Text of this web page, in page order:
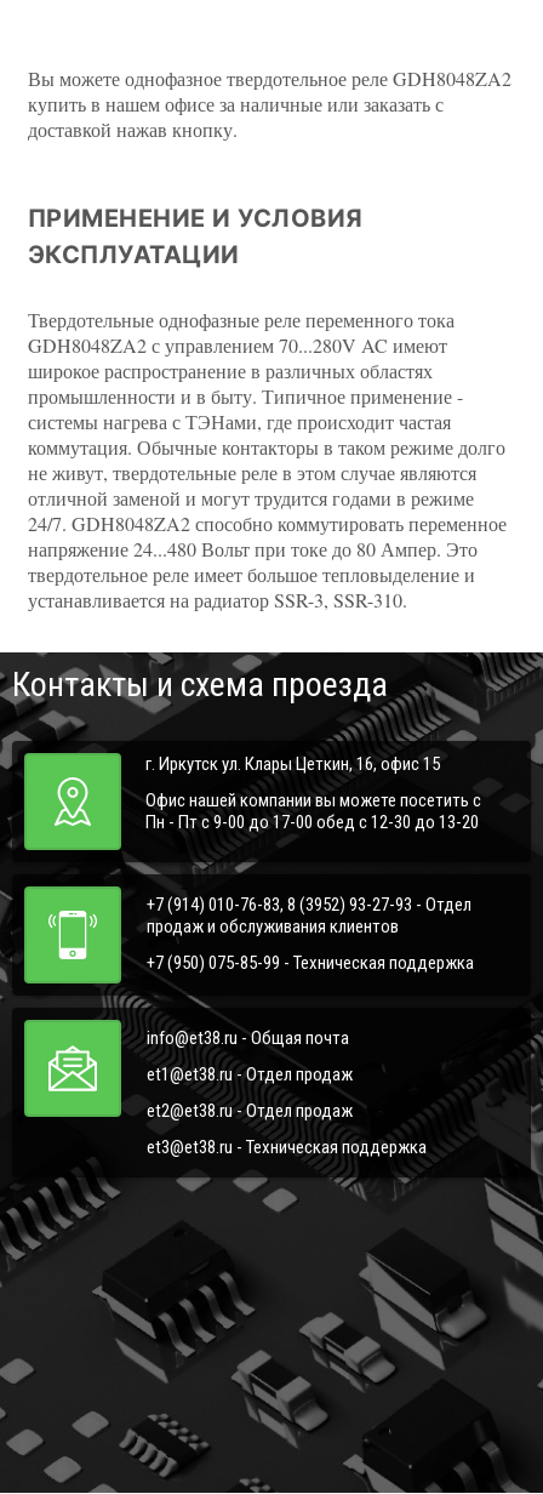
Вы можете однофазное твердотельное реле GDH8048ZA2
купить в нашем офисе за наличные или заказать с
доставкой нажав кнопку.
ПРИМЕНЕНИЕ И УСЛОВИЯ
ЭКСПЛУАТАЦИИ
Твердотельные однофазные реле переменного тока
GDH8048ZA2 с управлением 70...280V AC имеют
широкое распространение в различных областях
промышленности и в быту. Типичное применение -
системы нагрева с ТЭНами, где происходит частая
коммутация. Обычные контакторы в таком режиме долго
не живут, твердотельные реле в этом случае являются
отличной заменой и могут трудится годами в режиме
24/7. GDH8048ZA2 способно коммутировать переменное
напряжение 24...480 Вольт при токе до 80 Ампер. Это
твердотельное реле имеет большое тепловыделение и
устанавливается на радиатор SSR-3, SSR-310.
Контакты и схема проезда
г. Иркутск ул. Клары Цеткин, 16, офис 15
Офис нашей компании вы можете посетить с
Пн - Пт с 9-00 до 17-00 обед с 12-30 до 13-20
+7 (914) 010-76-83, 8 (3952) 93-27-93 - Отдел
продаж и обслуживания клиентов
+7 (950) 075-85-99 - Техническая поддержка
info@et38.ru - Общая почта
et1@et38.ru - Отдел продаж
et2@et38.ru - Отдел продаж
et3@et38.ru - Техническая поддержка